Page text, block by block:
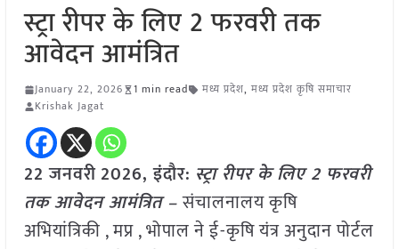
स्ट्रा रीपर के लिए 2 फरवरी तक
आवेदन आमंत्रित
January 22, 2026 1 min read मध्य प्रदेश, मध्य प्रदेश कृषि समाचार
Krishak Jagat
22 जनवरी2026,इंदौर: स्ट्रा रीपर के लिए 2 फरवरी
तक आवेदन आमंत्रित –संचालनालय कृषि
अभियांत्रिकी , मप्र , भोपाल ने ई-कृषि यंत्र अनुदान पोर्टल